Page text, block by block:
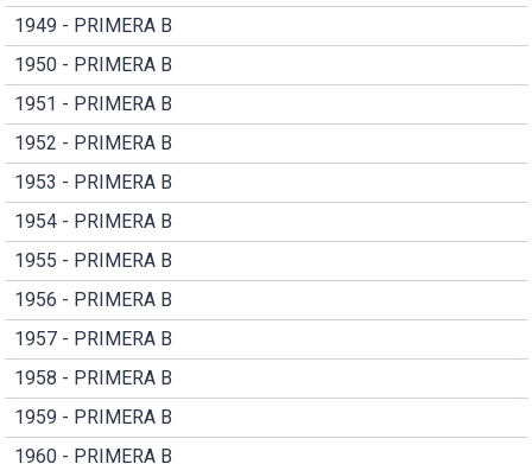
1949 - PRIMERA B
1950 - PRIMERA B
1951 - PRIMERA B
1952 - PRIMERA B
1953 - PRIMERA B
1954 - PRIMERA B
1955 - PRIMERA B
1956 - PRIMERA B
1957 - PRIMERA B
1958 - PRIMERA B
1959 - PRIMERA B
1960 - PRIMERA B